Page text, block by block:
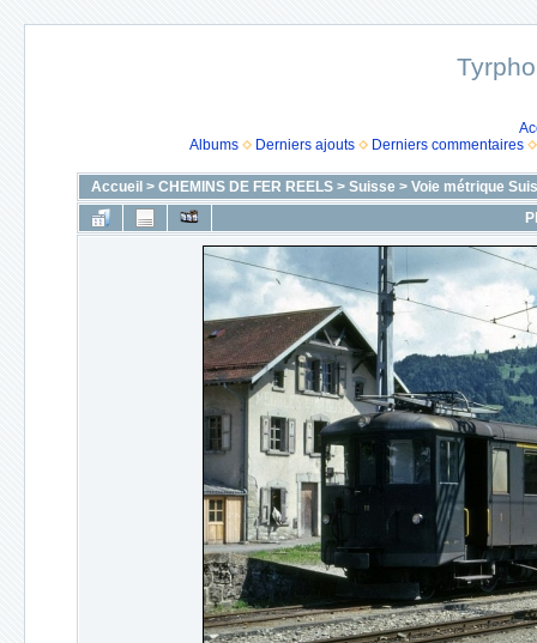
Albums
Derniers ajouts Derniers commentaires
Accueil > CHEMINS DE FER REELS> Suisse> Voie métrique